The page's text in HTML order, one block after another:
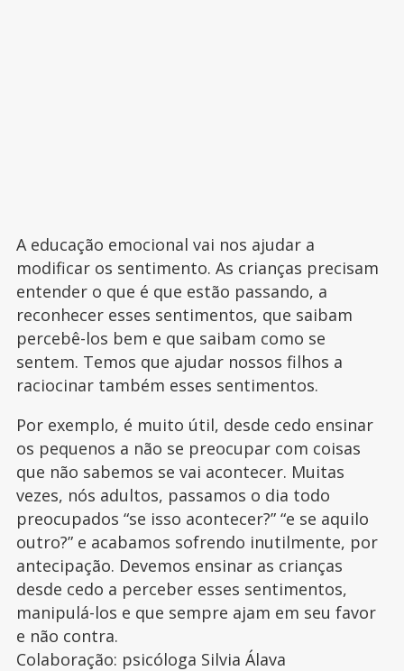
A educação emocional vai nos ajudar a
modificar os sentimento. As crianças precisam
entender o que é que estão passando, a
reconhecer esses sentimentos, que saibam
percebê-los bem e que saibam como se
sentem. Temos que ajudar nossos filhos a
raciocinar também esses sentimentos.
Por exemplo, é muito útil, desde cedo ensinar
os pequenos a não se preocupar com coisas
que não sabemos se vai acontecer. Muitas
vezes, nós adultos, passamos o dia todo
preocupados “se isso acontecer?” “e se aquilo
outro?” e acabamos sofrendo inutilmente, por
antecipação. Devemos ensinar as crianças
desde cedo a perceber esses sentimentos,
manipulá-los e que sempre ajam em seu favor
e não contra.
Colaboração: psicóloga Silvia Álava